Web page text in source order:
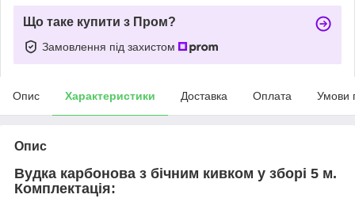
Що таке купити з Пром?
Замовлення під захистом
Опис Характеристики Доставка Оплата Умови
Опис
Вудка карбонова з бічним кивком у зборі 5 м.
Комплектація: